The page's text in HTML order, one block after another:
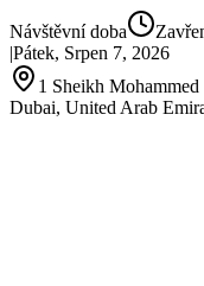
Návštěvní doba
|Pátek, Srpen 7, 2026
1 Sheikh
Dubai, United Arab